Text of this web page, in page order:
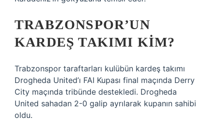
TRABZONSPOR’UN
KARDEŞ TAKIMI KIM?
Trabzonspor taraftarları kulübün kardeş takımı
Drogheda United’ı FAI Kupası final maçında Derry
City maçında tribünde destekledi. Drogheda
United sahadan 2-0 galip ayrılarak kupanın sahibi
oldu.